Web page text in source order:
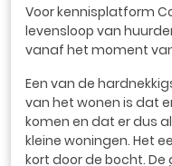
Voor kennisplatform
levensloop van
vanaf het moment
Een van de
van het wonen is dat
komen en dat er dus
kleine woningen. Het
kort door de bocht.